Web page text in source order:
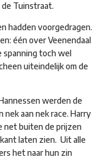
de Tuinstraat.
hadden voorgedragen.
één over Veenendaal
spanning toch wel
uiteindelijk om de
werden de
aan nek race. Harry
net buiten de prijzen
laten zien. Uit alle
het naar hun zin